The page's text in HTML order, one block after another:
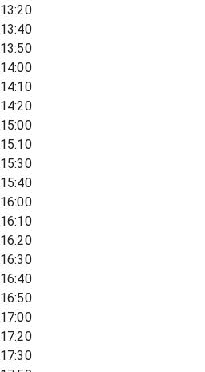
13:20
13:40
13:50
14:00
14:10
14:20
15:00
15:10
15:30
15:40
16:00
16:10
16:20
16:30
16:40
16:50
17:00
17:20
17:30